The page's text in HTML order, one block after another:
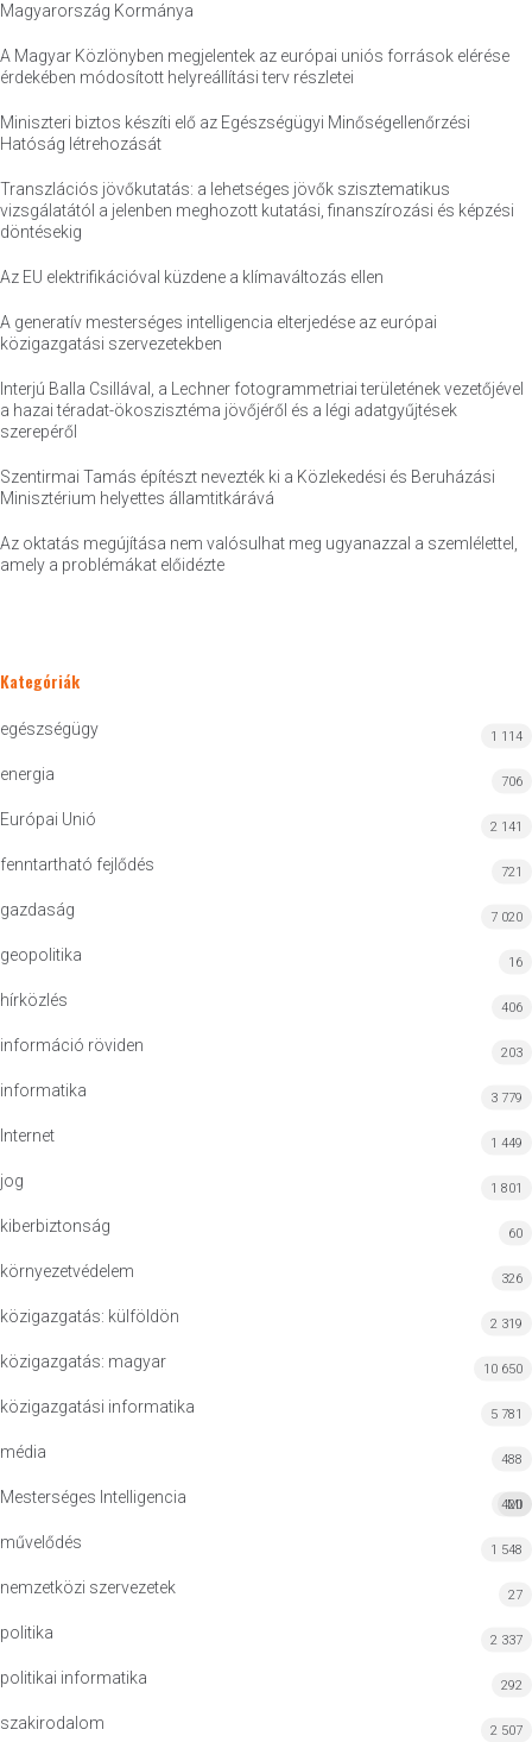
Magyarország Kormánya
A Magyar Közlönyben megjelentek az európai uniós források elérése
érdekében módosított helyreállítási terv részletei
Miniszteri biztos készíti elő az Egészségügyi Minőségellenőrzési
Hatóság létrehozását
Transzlációs jövőkutatás: a lehetséges jövők szisztematikus
vizsgálatától a jelenben meghozott kutatási, finanszírozási és képzési
döntésekig
Az EU elektrifikációval küzdene a klímaváltozás ellen
A generatív mesterséges intelligencia elterjedése az európai
közigazgatási szervezetekben
Interjú Balla Csillával, a Lechner fotogrammetriai területének vezetőjével
a hazai téradat-ökoszisztéma jövőjéről és a légi adatgyűjtések
szerepéről
Szentirmai Tamás építészt nevezték ki a Közlekedési és Beruházási
Minisztérium helyettes államtitkárává
Az oktatás megújítása nem valósulhat meg ugyanazzal a szemlélettel,
amely a problémákat előidézte
Kategóriák
egészségügy 1 114
energia 706
Európai Unió 2 141
fenntartható fejlődés 721
gazdaság 7 020
geopolitika 16
hírközlés 406
információ röviden 203
informatika 3 779
Internet 1 449
jog 1 801
kiberbiztonság 60
környezetvédelem 326
közigazgatás: külföldön 2 319
közigazgatás: magyar 10 650
közigazgatási informatika 5 781
média 488
Mesterséges Intelligencia MI
420
művelődés 1 548
nemzetközi szervezetek 27
politika 2 337
politikai informatika 292
szakirodalom 2 507